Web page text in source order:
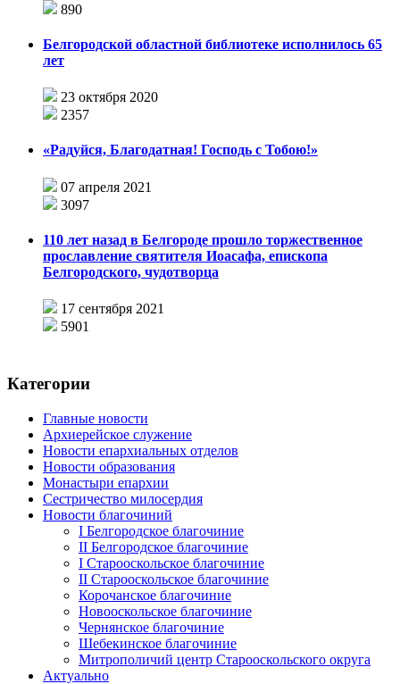
890
Белгородской областной библиотеке исполнилось 65
лет
23 октября 2020
2357
«Радуйся, Благодатная! Господь с Тобою!»
07 апреля 2021
3097
110 лет назад в Белгороде прошло торжественное
прославление святителя Иоасафа, епископа
Белгородского, чудотворца
17 сентября 2021
5901
Категории
Главные новости
Архиерейское служение
Новости епархиальных отделов
Новости образования
Монастыри епархии
Сестричество милосердия
Новости благочиний
I Белгородское благочиние
II Белгородское благочиние
I Старооскольское благочиние
II Старооскольское благочиние
Корочанское благочиние
Новооскольское благочиние
Чернянское благочиние
Шебекинское благочиние
Митрополичий центр Старооскольского округа
Актуально